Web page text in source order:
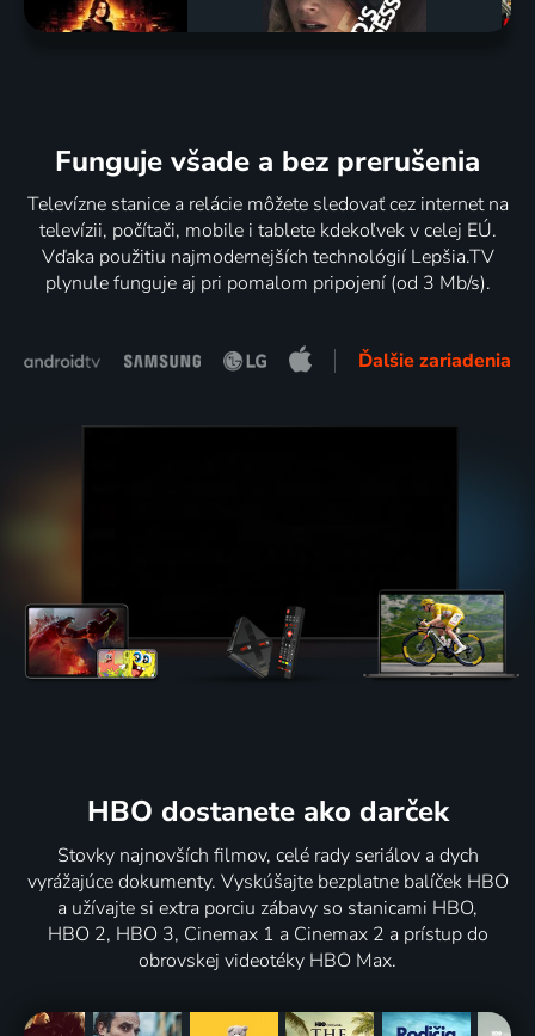
Funguje všade a bez prerušenia
Televízne stanice a relácie môžete sledovať cez internet na
televízii, počítači, mobile i tablete kdekoľvek v celej EÚ.
Vďaka použitiu najmodernejších technológií Lepšia.TV
plynule funguje aj pri pomalom pripojení (od 3 Mb/s).
Ďalšie zariadenia
HBO dostanete ako darček
Stovky najnovších filmov, celé rady seriálov a dych
vyrážajúce dokumenty. Vyskúšajte bezplatne balíček HBO
a užívajte si extra porciu zábavy so stanicami HBO,
HBO 2, HBO 3, Cinemax 1 a Cinemax 2 a prístup do
obrovskej videotéky HBO Max.